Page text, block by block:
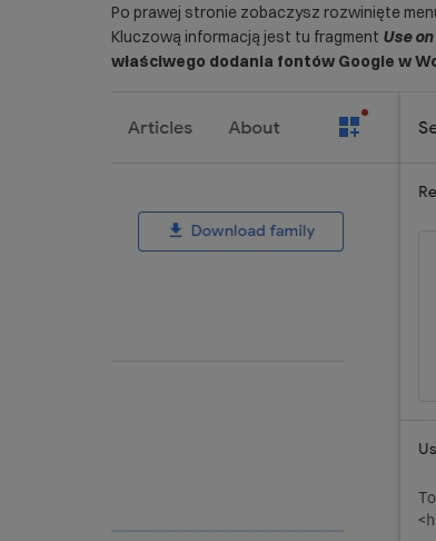
Po prawej stronie zobaczysz rozwinięte
Kluczową informacją jest tu fragment Use
właściwego dodania fontów Google w